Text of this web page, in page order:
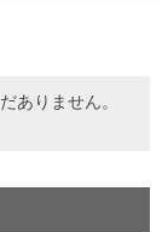
ありません。